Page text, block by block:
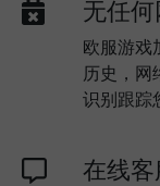
无任
欧服游戏
历史，网
识别跟踪
在线客